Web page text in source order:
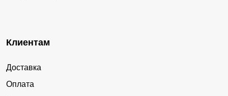
Клиентам
Доставка
Оплата